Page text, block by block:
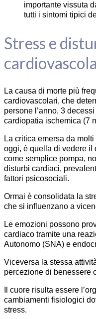
importante vissuta
tutti i sintomi tipici
Stress e
La causa di morte più
cardiovascolari, che
persone l’anno, 3
cardiopatia ischemica (7
La critica emersa da
oggi, è quella di vedere il
come semplice pompa,
disturbi cardiaci,
fattori psicosociali.
Ormai è consolidata la
che si influenzano a
Le emozioni possono
cardiaco tramite una
Autonomo (SNA) e
Viceversa la stessa
percezione di benessere
Il cuore risulta essere
cambiamenti fisiologici
stress.